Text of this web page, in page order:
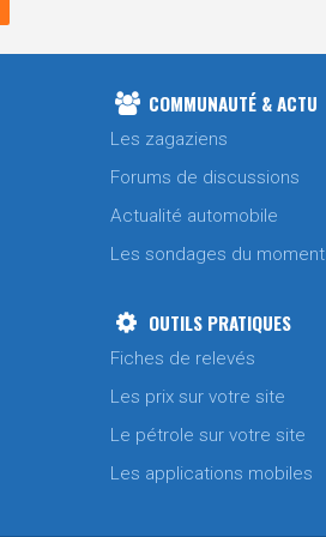
COMMUNAUTÉ & ACTU
Les zagaziens
Forums de discussions
Actualité automobile
Les sondages du moment
OUTILS PRATIQUES
Fiches de relevés
Les prix sur votre site
Le pétrole sur votre site
Les applications mobiles